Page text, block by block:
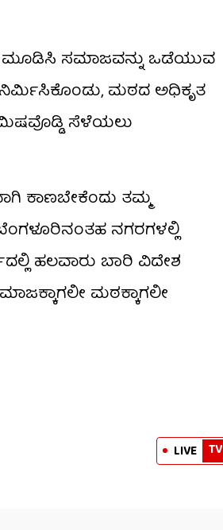
ಮೂಡಿಸಿ ಸಮಾಜವನ್ನು ಒಡೆಯುವ
ನಿರ್ಮಿಸಿಕೊಂಡು, ಮಠದ ಅಧಿಕೃತ
ಸೆಳೆಯಲು
ಕಾಣಬೇಕೆಂದು ತಮ್ಮ
ಬೆಂಗಳೂರಿನಂತಹ ನಗರಗಳಲ್ಲಿ
ಹಲವಾರು ಬಾರಿ ವಿದೇಶ
ಮಠಕ್ಕಾಗಲೀ
LIVE TV